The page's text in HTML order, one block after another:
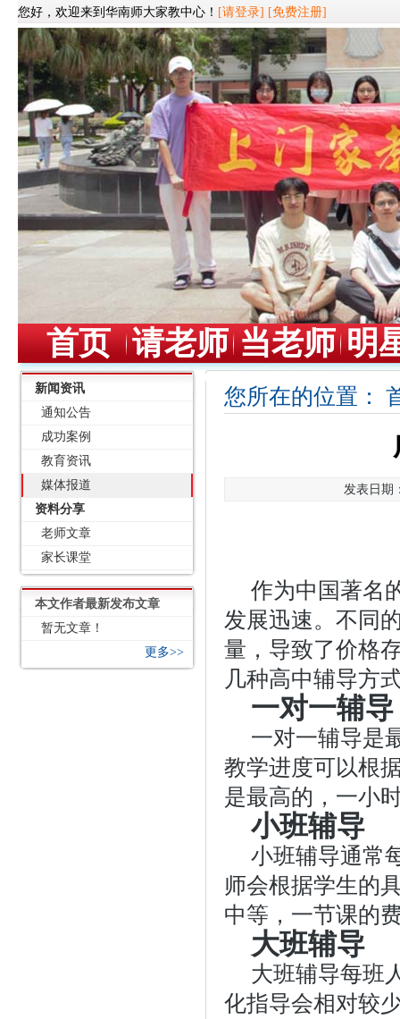
您好，欢迎来到华南师大家教中心！ [请登录] [免费注册]
首页 请老师 当老师 明
新闻资讯
通知公告
成功案例
教育资讯
媒体报道
资料分享
老师文章
家长课堂
本文作者最新发布文章
暂无文章！
更多>>
您所在的位置：
发表日期
作为中国著名
发展迅速。不同
量，导致了价格
几种高中辅导方
一对一辅导
一对一辅导是
教学进度可以根
是最高的，一小
小班辅导
小班辅导通常
师会根据学生的
中等，一节课的
大班辅导
大班辅导每班
化指导会相对较